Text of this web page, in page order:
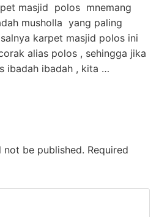
masjid polos mnemang
musholla yang paling
karpet masjid polos ini
alias polos , sehingga jika
ibadah ibadah , kita …
not be published. Required